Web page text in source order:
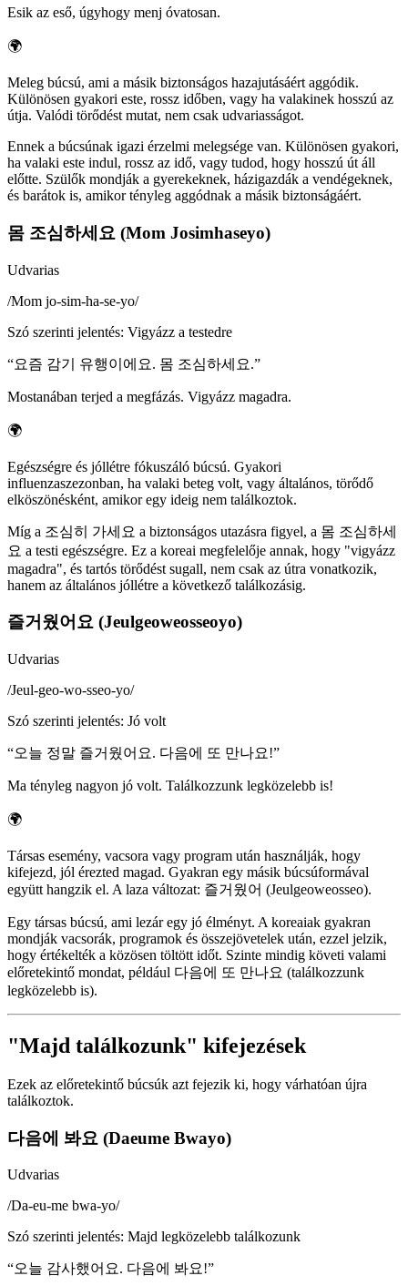
Esik az eső, úgyhogy menj óvatosan.
🌍
Meleg búcsú, ami a másik biztonságos hazajutásáért aggódik.
Különösen gyakori este, rossz időben, vagy ha valakinek hosszú az
útja. Valódi törődést mutat, nem csak udvariasságot.
Ennek a búcsúnak igazi érzelmi melegsége van. Különösen gyakori,
ha valaki este indul, rossz az idő, vagy tudod, hogy hosszú út áll
előtte. Szülők mondják a gyerekeknek, házigazdák a vendégeknek,
és barátok is, amikor tényleg aggódnak a másik biztonságáért.
몸 조심하세요 (Mom Josimhaseyo)
Udvarias
/Mom jo-sim-ha-se-yo/
Szó szerinti jelentés: Vigyázz a testedre
“요즘 감기 유행이에요. 몸 조심하세요.”
Mostanában terjed a megfázás. Vigyázz magadra.
🌍
Egészségre és jóllétre fókuszáló búcsú. Gyakori
influenzaszezonban, ha valaki beteg volt, vagy általános, törődő
elköszönésként, amikor egy ideig nem találkoztok.
Míg a 조심히 가세요 a biztonságos utazásra figyel, a 몸 조심하세
요 a testi egészségre. Ez a koreai megfelelője annak, hogy "vigyázz
magadra", és tartós törődést sugall, nem csak az útra vonatkozik,
hanem az általános jóllétre a következő találkozásig.
즐거웠어요 (Jeulgeoweosseoyo)
Udvarias
/Jeul-geo-wo-sseo-yo/
Szó szerinti jelentés: Jó volt
“오늘 정말 즐거웠어요. 다음에 또 만나요!”
Ma tényleg nagyon jó volt. Találkozzunk legközelebb is!
🌍
Társas esemény, vacsora vagy program után használják, hogy
kifejezd, jól érezted magad. Gyakran egy másik búcsúformával
együtt hangzik el. A laza változat: 즐거웠어 (Jeulgeoweosseo).
Egy társas búcsú, ami lezár egy jó élményt. A koreaiak gyakran
mondják vacsorák, programok és összejövetelek után, ezzel jelzik,
hogy értékelték a közösen töltött időt. Szinte mindig követi valami
előretekintő mondat, például 다음에 또 만나요 (találkozzunk
legközelebb is).
"Majd találkozunk" kifejezések
Ezek az előretekintő búcsúk azt fejezik ki, hogy várhatóan újra
találkoztok.
다음에 봐요 (Daeume Bwayo)
Udvarias
/Da-eu-me bwa-yo/
Szó szerinti jelentés: Majd legközelebb találkozunk
“오늘 감사했어요. 다음에 봐요!”